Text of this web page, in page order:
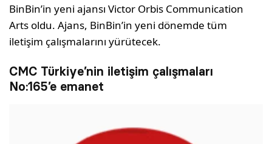
BinBin’in yeni ajansı Victor Orbis Communication
Arts oldu. Ajans, BinBin’in yeni dönemde tüm
iletişim çalışmalarını yürütecek.
CMC Türkiye’nin iletişim çalışmaları
No:165’e emanet